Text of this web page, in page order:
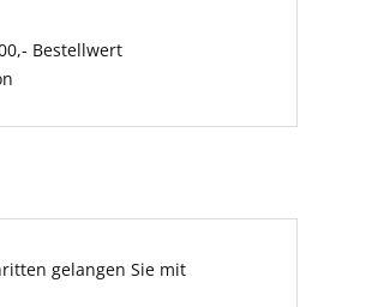
Bestellwert
gelangen Sie mit